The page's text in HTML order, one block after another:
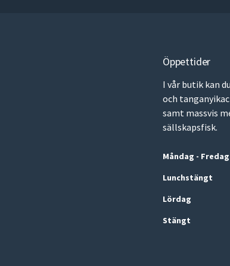
Öppettider
I vår butik kan
och
samt massvis
sällskapsfisk.
Måndag - Fredag
Lunchstängt
Lördag
Stängt